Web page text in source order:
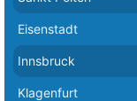
Eisenstadt
Innsbruck
Klagenfurt